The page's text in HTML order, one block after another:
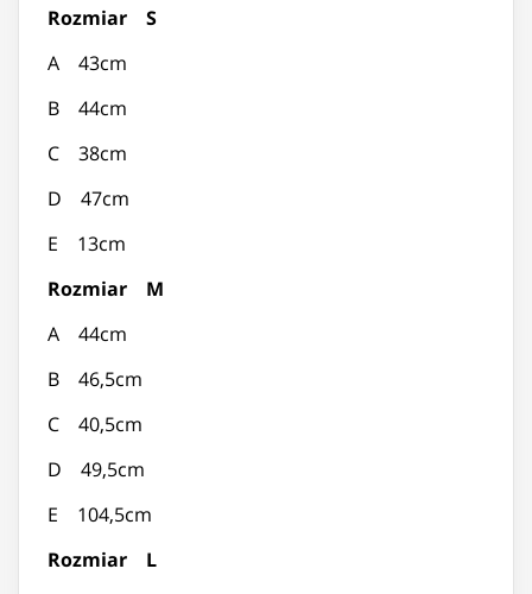
Rozmiar S
A 43cm
B 44cm
C 38cm
D 47cm
E 13cm
Rozmiar M
A 44cm
B 46,5cm
C 40,5cm
D 49,5cm
E 104,5cm
Rozmiar L